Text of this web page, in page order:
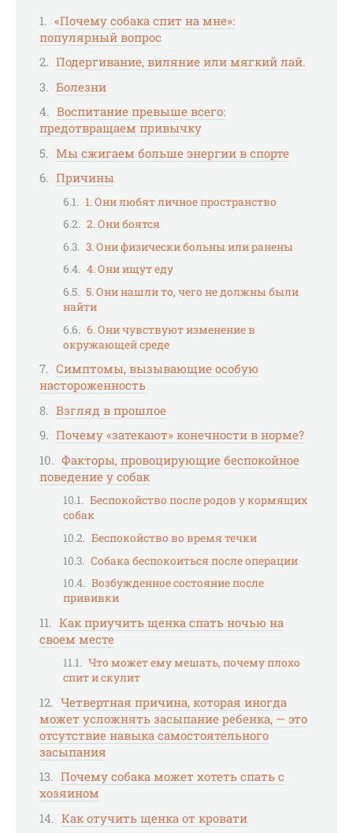
«Почему собака спит на мне»:
популярный вопрос
Подергивание, виляние или мягкий лай.
Болезни
Воспитание превыше всего:
предотвращаем привычку
Мы сжигаем больше энергии в спорте
Причины
1. Они любят личное пространство
2. Они боятся
3. Они физически больны или ранены
4. Они ищут еду
5. Они нашли то, чего не должны были
найти
6. Они чувствуют изменение в
окружающей среде
Симптомы, вызывающие особую
настороженность
Взгляд в прошлое
Почему «затекают» конечности в норме?
Факторы, провоцирующие беспокойное
поведение у собак
Беспокойство после родов у кормящих
собак
Беспокойство во время течки
Собака беспокоиться после операции
Возбужденное состояние после
прививки
Как приучить щенка спать ночью на
своем месте
Что может ему мешать, почему плохо
спит и скулит
Четвертная причина, которая иногда
может усложнять засыпание ребенка, — это
отсутствие навыка самостоятельного
засыпания
Почему собака может хотеть спать с
хозяином
Как отучить щенка от кровати